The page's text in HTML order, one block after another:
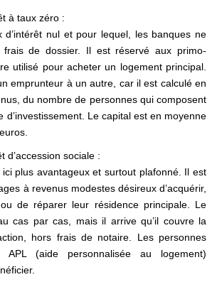
à taux zéro :
d’intérêt nul et pour lequel, les banques ne
frais de dossier. Il est réservé aux primo-
utilisé pour acheter un logement principal.
emprunteur à un autre, car il est calculé en
du nombre de personnes qui composent
d’investissement. Le capital est en moyenne
d’accession sociale :
ici plus avantageux et surtout plafonné. Il est
à revenus modestes désireux d’acquérir,
de réparer leur résidence principale. Le
cas par cas, mais il arrive qu’il couvre la
hors frais de notaire. Les personnes
APL (aide personnalisée au logement)